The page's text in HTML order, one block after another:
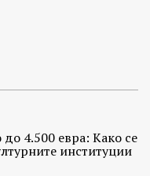
4.500 евра: Како се
институции